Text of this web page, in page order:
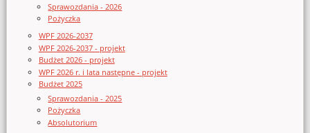
Sprawozdania - 2026
Pożyczka
WPF 2026-2037
WPF 2026-2037 - projekt
Budżet 2026 - projekt
WPF 2026 r. i lata następne - projekt
Budżet 2025
Sprawozdania - 2025
Pożyczka
Absolutorium